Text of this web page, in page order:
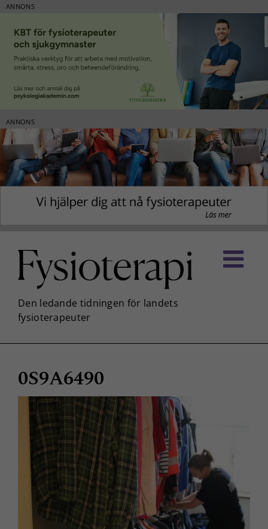
ANNONS
ANNONS
innehållet
0S9A6490